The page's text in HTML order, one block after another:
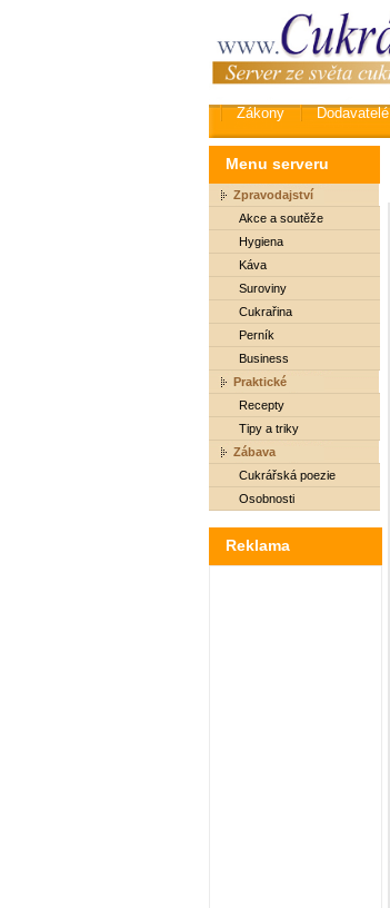
Zákony Dodavatelé
Menu serveru
Zpravodajství
Akce a soutěže
Hygiena
Káva
Suroviny
Cukrařina
Perník
Business
Praktické
Recepty
Tipy a triky
Zábava
Cukrářská poezie
Osobnosti
Reklama